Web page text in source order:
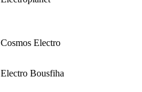
Cosmos Electro
Electro Bousfiha